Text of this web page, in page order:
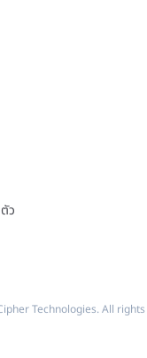
ว
Technologies. All